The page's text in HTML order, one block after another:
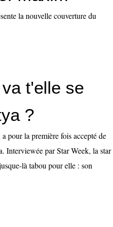
la nouvelle couverture du
t'elle se
?
pour la première fois accepté de
Interviewée par Star Week, la star
là tabou pour elle : son